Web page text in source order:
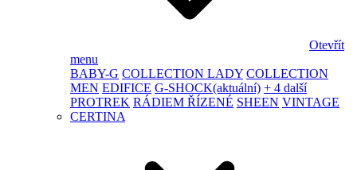
Otevřít
menu
BABY-G COLLECTION LADY COLLECTION
MEN EDIFICE G-SHOCK(aktuální) + 4 další
PROTREK RÁDIEM ŘÍZENÉ SHEEN VINTAGE
CERTINA